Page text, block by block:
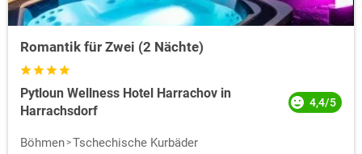
Romantik für Zwei (2 Nächte)
Pytloun Wellness Hotel Harrachov in
Harrachsdorf
4,4/5
Böhmen Tschechische Kurbäder